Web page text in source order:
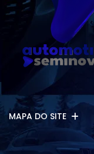
MAPA DO SITE